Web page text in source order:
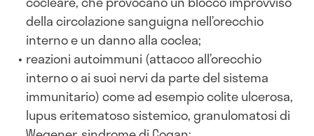
della circolazione sanguigna nell’orecchio
interno e un danno alla coclea;
reazioni autoimmuni (attacco all’orecchio
interno o ai suoi nervi da parte del sistema
immunitario) come ad esempio colite ulcerosa,
lupus eritematoso sistemico, granulomatosi di